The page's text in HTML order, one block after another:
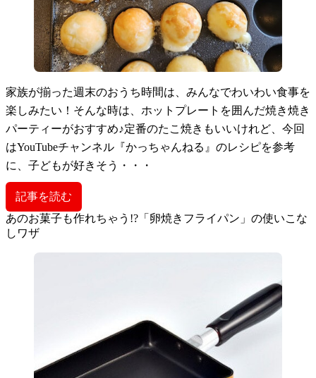
家族が揃った週末のおうち時間は、みんなでわいわい食事を
楽しみたい！そんな時は、ホットプレートを囲んだ焼き焼き
パーティーがおすすめ♪定番のたこ焼きもいいけれど、今回
はYouTubeチャンネル『かっちゃんねる』のレシピを参考
に、子どもが好きそう・・・
記事を読む
あのお菓子も作れちゃう!?「卵焼きフライパン」の使いこな
しワザ